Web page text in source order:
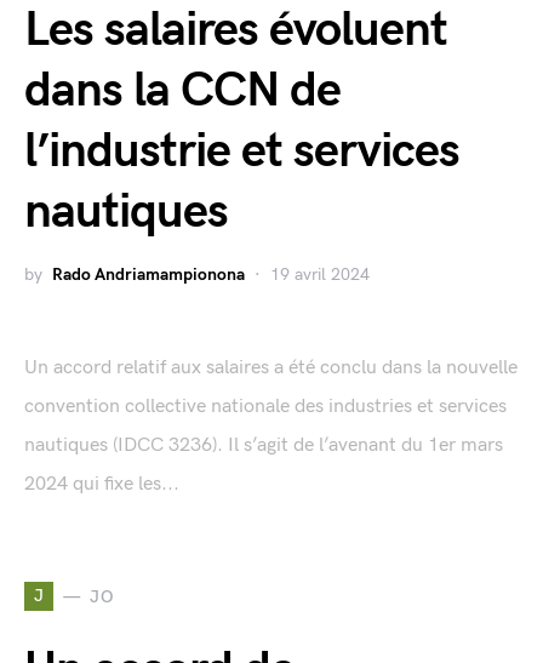
Les salaires évoluent
dans la CCN de
l’industrie et services
nautiques
by Rado Andriamampionona 19 avril 2024
Un accord relatif aux salaires a été conclu dans la nouvelle
convention collective nationale des industries et services
nautiques (IDCC 3236). Il s’agit de l’avenant du 1er mars
2024 qui fixe les...
J JO